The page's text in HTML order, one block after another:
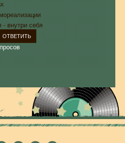
- внутри себя